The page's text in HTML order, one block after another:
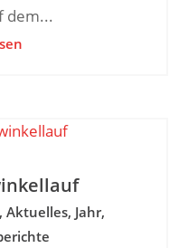
dem...
, Aktuelles, Jahr,